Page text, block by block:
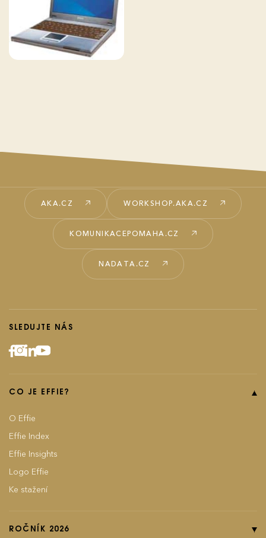
AKA.CZ WORKSHOP.AKA.CZ
KOMUNIKACEPOMAHA.CZ
NADATA.CZ
SLEDUJTE NÁS
CO JE EFFIE?
O Effie
Effie Index
Effie Insights
Logo Effie
Ke stažení
ROČNÍK 2026